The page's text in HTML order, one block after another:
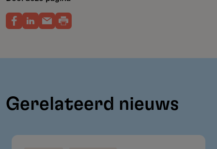
Gerelateerd nieuws